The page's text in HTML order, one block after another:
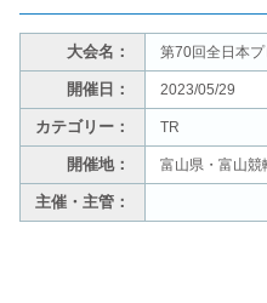
大会名： 第70回全日本
開催日： 2023/05/29
カテゴリー： TR
開催地： 富山県・富山競
主催・主管：